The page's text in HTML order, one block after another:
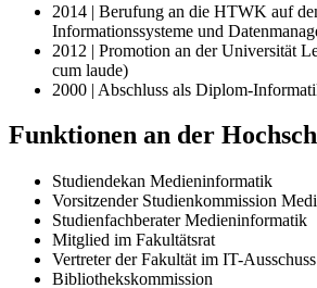
2014 | Berufung an die HTWK auf
Informationssysteme und
2012 | Promotion an der Universität
cum laude)
2000 | Abschluss als Diplom-
Funktionen an der
Studiendekan Medieninformatik
Vorsitzender Studienkommission
Studienfachberater Medieninformatik
Mitglied im Fakultätsrat
Vertreter der Fakultät im IT-Ausschuss
Bibliothekskommission